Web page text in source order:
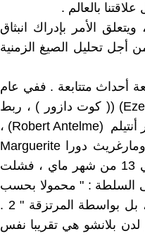
بالعالم .
الأمر بإدراك انبثاق
أجل تحليل الصيغ الزمنية
أحداث متتابعة . ففي عام
1958 يعود بلانشو1 إلى باريس بعد إقامة طويلة بإيزا Eze) (( كوت دازور ) ، ربط
صداقة مع ديونيس ماسكولو (Dionys Mascolo) ، روبير أنتيلم (Robert Antelme) ،
لوي ـ رونيه دي فوريه (Louis-René des Forets) ومارغريث دورا Marguerite
Duras) (. كانت فرنسا في خضم حرب الجزائر ، وفي 13 من شهر ماي ، فشلت
السلطة : " محمولا بحسب
عبارات بلانشو ، هذه المرة ، ليس بواسطة المقاومة ، بل بواسطة المرتزقة " 2 .
لدن بلانشو هي تقريبا نفس